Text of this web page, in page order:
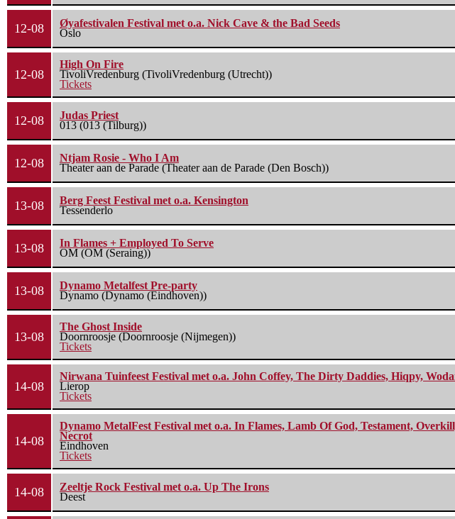
12-08
Øyafestivalen Festival met o.a. Nick Cave & the Bad Seeds
Oslo
12-08
High On Fire
TivoliVredenburg (TivoliVredenburg (Utrecht))
Tickets
12-08
Judas Priest
013 (013 (Tilburg))
12-08
Ntjam Rosie - Who I Am
Theater aan de Parade (Theater aan de Parade (Den Bosch))
13-08
Berg Feest Festival met o.a. Kensington
Tessenderlo
13-08
In Flames + Employed To Serve
OM (OM (Seraing))
13-08
Dynamo Metalfest Pre-party
Dynamo (Dynamo (Eindhoven))
13-08
The Ghost Inside
Doornroosje (Doornroosje (Nijmegen))
Tickets
14-08
Nirwana Tuinfeest Festival met o.a. John Coffey, The Dirty Daddies, Hiqpy,
Lierop
Tickets
14-08
Dynamo MetalFest Festival met o.a. In Flames, Lamb Of God, Testament,
Necrot
Eindhoven
Tickets
14-08
Zeeltje Rock Festival met o.a. Up The Irons
Deest